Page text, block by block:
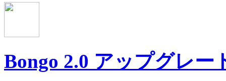
Bongo 2.0 アップグレー